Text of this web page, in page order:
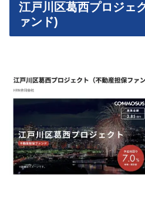
江戸川区葛西プロジェ
ァンド)